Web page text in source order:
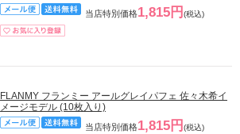
当店特別価格1,815円 (税込)
FLANMY フランミー アールグレイパフェ 佐々木希イ
メージモデル (10枚入り)
当店特別価格1,815円 (税込)